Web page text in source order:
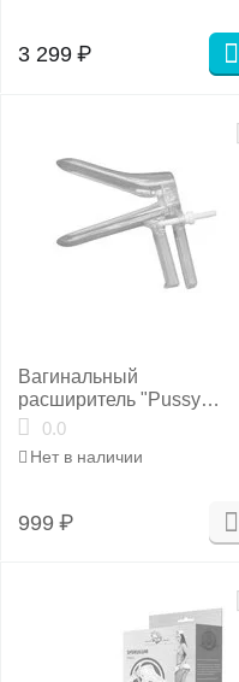
3 299 ₽
Вагинальный
расширитель "Pussy
opener"
0.0
Нет в наличии
999 ₽